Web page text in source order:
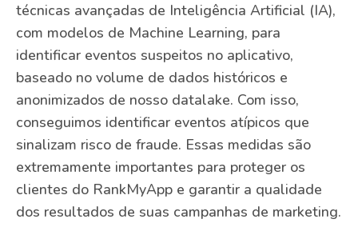
técnicas avançadas de Inteligência Artificial (IA),
com modelos de Machine Learning, para
identificar eventos suspeitos no aplicativo,
baseado no volume de dados históricos e
anonimizados de nosso datalake. Com isso,
conseguimos identificar eventos atípicos que
sinalizam risco de fraude. Essas medidas são
extremamente importantes para proteger os
clientes do RankMyApp e garantir a qualidade
dos resultados de suas campanhas de marketing.